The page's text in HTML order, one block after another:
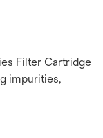
Filter Cartridge
impurities,